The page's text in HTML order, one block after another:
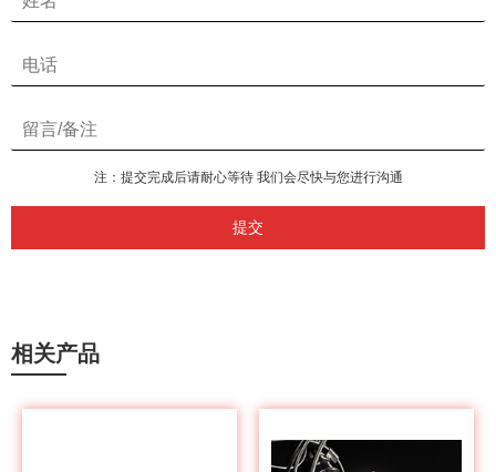
提交
注：提交完成后请耐心等待 我们会尽快与您进行沟通
相关产品